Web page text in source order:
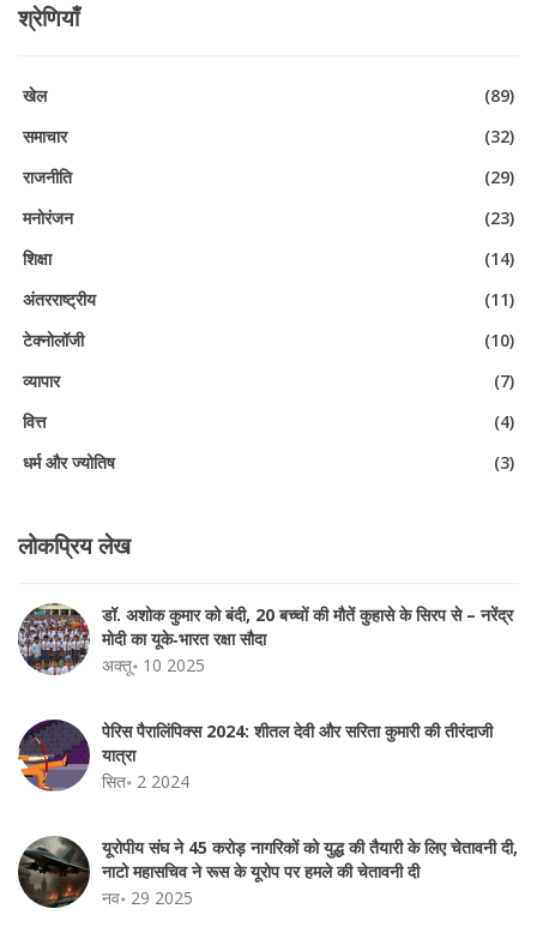
श्रेणियाँ
खेल
(89)
समाचार
(32)
राजनीति
(29)
मनोरंजन
(23)
शिक्षा
(14)
अंतरराष्ट्रीय
(11)
टेक्नोलॉजी
(10)
व्यापार
(7)
वित्त
(4)
धर्म और ज्योतिष
(3)
लोकप्रिय लेख
डॉ. अशोक कुमार को बंदी, 20 बच्चों की मौतें कुहासे के सिरप से – नरेंद्र
मोदी का यूके‑भारत रक्षा सौदा
अक्तू॰ 10 2025
पेरिस पैरालिंपिक्स 2024: शीतल देवी और सरिता कुमारी की तीरंदाजी
यात्रा
सित॰ 2 2024
यूरोपीय संघ ने 45 करोड़ नागरिकों को युद्ध की तैयारी के लिए चेतावनी दी,
नाटो महासचिव ने रूस के यूरोप पर हमले की चेतावनी दी
नव॰ 29 2025